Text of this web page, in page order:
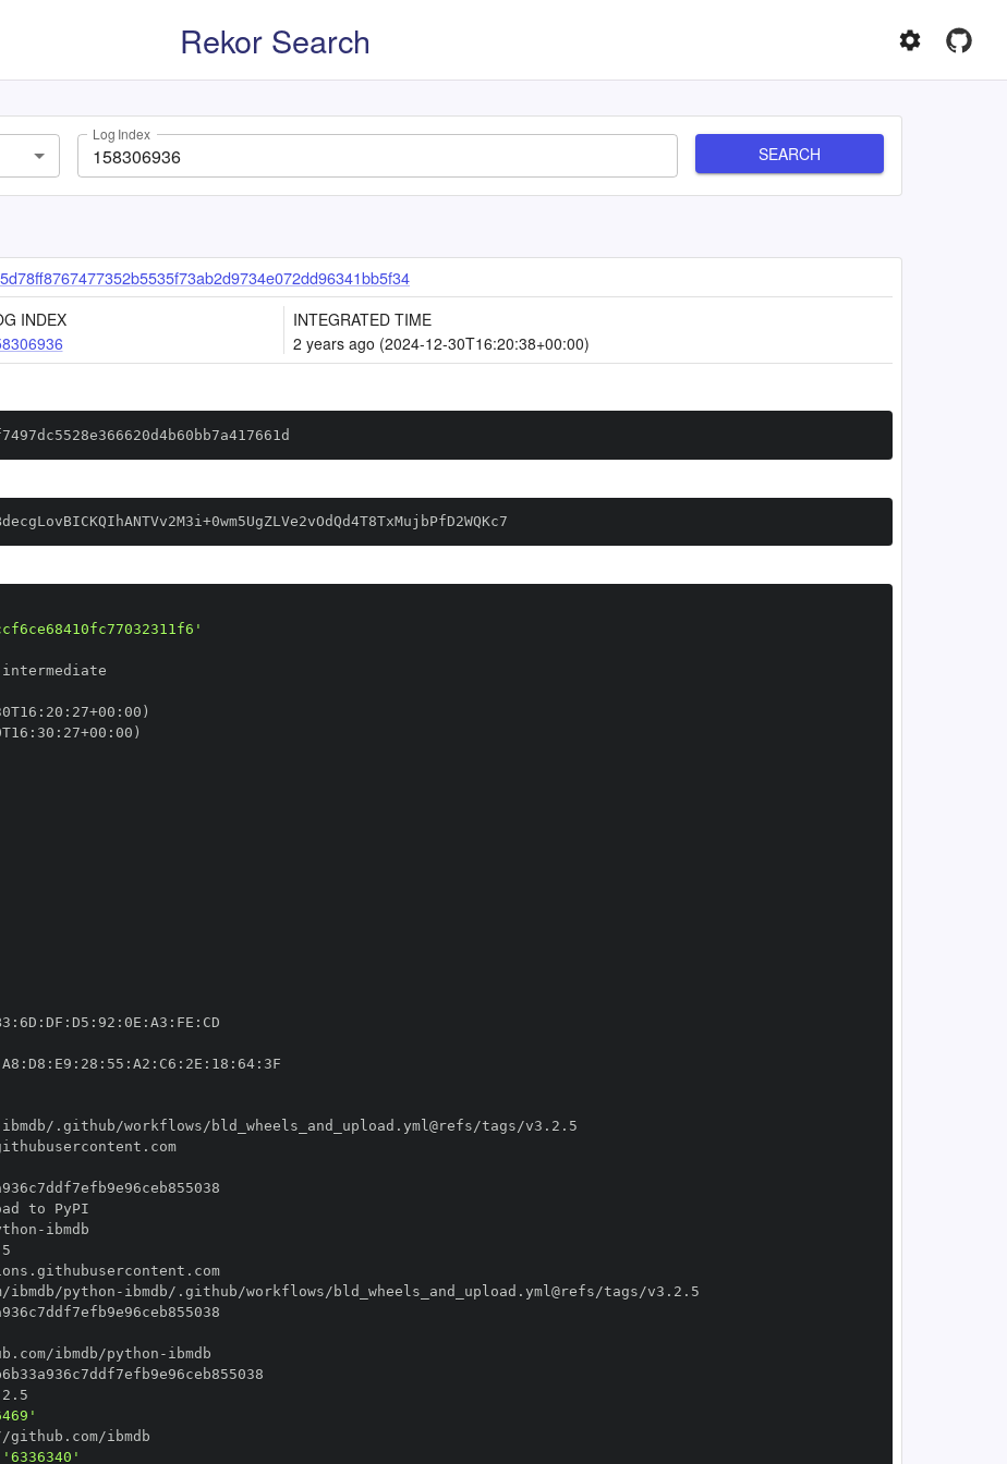
Rekor Search
Log Index
SEARCH
INDEX
INTEGRATED TIME
2 years ago (2024-12-30T16:20:38+00:00)
: 20 : 27+00 :
: 30 : 27+00 :
: 6D : DF : D5 : 92 : 0E : A3 : FE :
A8 : D8 : E9 : 28 : 55 : A2 : C6 : 2E : 18 : 64:
//token.actions.githubusercontent.com
-
//token.actions.githubusercontent.com
python -
ibmdb/python-
'6336340'